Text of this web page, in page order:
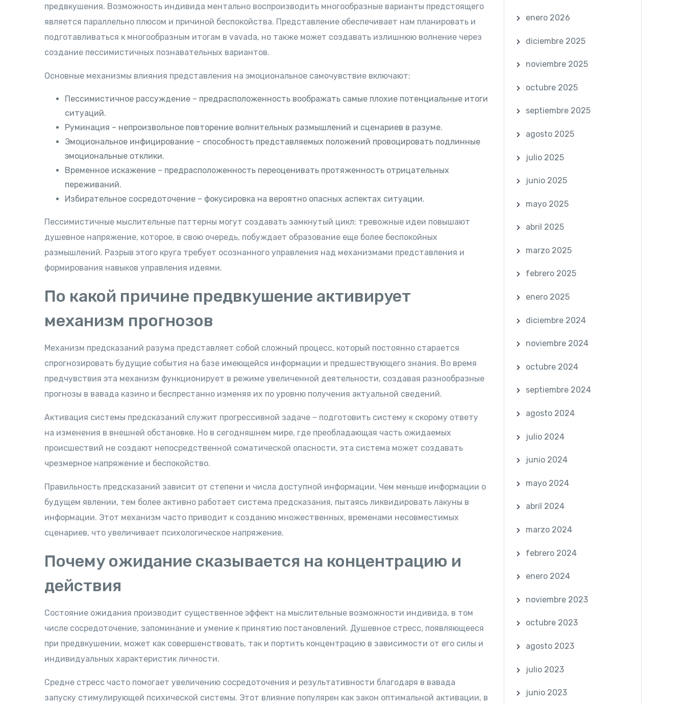
предвкушения. Возможность индивида ментально воспроизводить многообразные варианты предстоящего
является параллельно плюсом и причиной беспокойства. Представление обеспечивает нам планировать и
подготавливаться к многообразным итогам в vavada, но также может создавать излишнюю волнение через
создание пессимистичных познавательных вариантов.
Основные механизмы влияния представления на эмоциональное самочувствие включают:
Пессимистичное рассуждение – предрасположенность воображать самые плохие потенциальные итоги
ситуаций.
Руминация – непроизвольное повторение волнительных размышлений и сценариев в разуме.
Эмоциональное инфицирование – способность представляемых положений провоцировать подлинные
эмоциональные отклики.
Временное искажение – предрасположенность переоценивать протяженность отрицательных
переживаний.
Избирательное сосредоточение – фокусировка на вероятно опасных аспектах ситуации.
Пессимистичные мыслительные паттерны могут создавать замкнутый цикл: тревожные идеи повышают
душевное напряжение, которое, в свою очередь, побуждает образование еще более беспокойных
размышлений. Разрыв этого круга требует осознанного управления над механизмами представления и
формирования навыков управления идеями.
По какой причине предвкушение активирует
механизм прогнозов
Механизм предсказаний разума представляет собой сложный процесс, который постоянно старается
спрогнозировать будущие события на базе имеющейся информации и предшествующего знания. Во время
предчувствия эта механизм функционирует в режиме увеличенной деятельности, создавая разнообразные
прогнозы в вавада казино и беспрестанно изменяя их по уровню получения актуальной сведений.
Активация системы предсказаний служит прогрессивной задаче – подготовить систему к скорому ответу
на изменения в внешней обстановке. Но в сегодняшнем мире, где преобладающая часть ожидаемых
происшествий не создают непосредственной соматической опасности, эта система может создавать
чрезмерное напряжение и беспокойство.
Правильность предсказаний зависит от степени и числа доступной информации. Чем меньше информации о
будущем явлении, тем более активно работает система предсказания, пытаясь ликвидировать лакуны в
информации. Этот механизм часто приводит к созданию множественных, временами несовместимых
сценариев, что увеличивает психологическое напряжение.
Почему ожидание сказывается на концентрацию и
действия
Состояние ожидания производит существенное эффект на мыслительные возможности индивида, в том
числе сосредоточение, запоминание и умение к принятию постановлений. Душевное стресс, появляющееся
при предвкушении, может как совершенствовать, так и портить концентрацию в зависимости от его силы и
индивидуальных характеристик личности.
Средне стресс часто помогает увеличению сосредоточения и результативности благодаря в вавада
запуску стимулирующей психической системы. Этот влияние популярен как закон оптимальной активации, в
enero 2026
diciembre 2025
noviembre 2025
octubre 2025
septiembre 2025
agosto 2025
julio 2025
junio 2025
mayo 2025
abril 2025
marzo 2025
febrero 2025
enero 2025
diciembre 2024
noviembre 2024
octubre 2024
septiembre 2024
agosto 2024
julio 2024
junio 2024
mayo 2024
abril 2024
marzo 2024
febrero 2024
enero 2024
noviembre 2023
octubre 2023
agosto 2023
julio 2023
junio 2023